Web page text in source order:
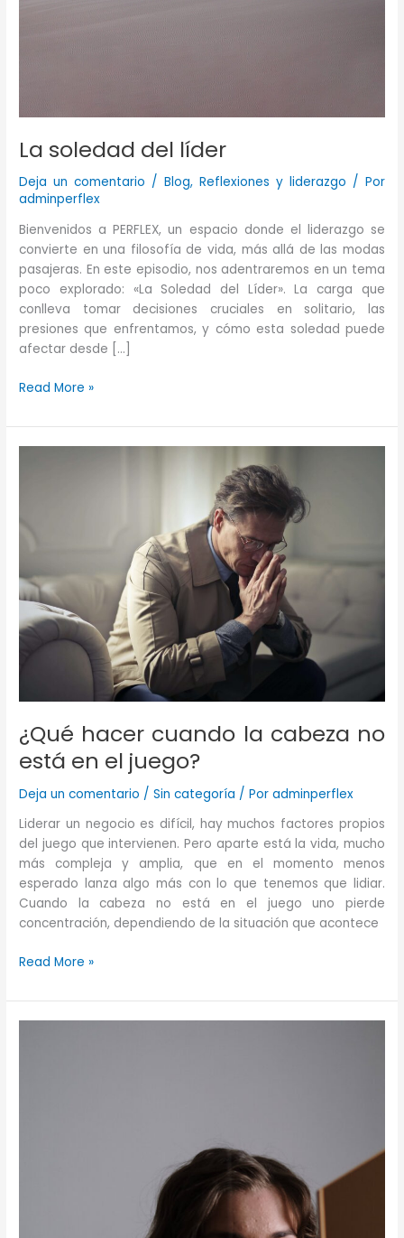
La soledad del líder
Deja un comentario /Blog,Reflexiones y liderazgo / Por
adminperflex
Bienvenidos a PERFLEX, un espacio donde el liderazgo se
convierte en una filosofía de vida, más allá de las modas
pasajeras. En este episodio, nos adentraremos en un tema
poco explorado: «La Soledad del Líder». La carga que
conlleva tomar decisiones cruciales en solitario, las
presiones que enfrentamos, y cómo esta soledad puede
afectar desde […]
La
del
líder
Read More »
¿Qué hacer cuando la cabeza no
está en el juego?
Deja un comentario /Sin categoría / Poradminperflex
Liderar un negocio es difícil, hay muchos factores propios
del juego que intervienen. Pero aparte está la vida, mucho
más compleja y amplia, que en el momento menos
esperado lanza algo más con lo que tenemos que lidiar.
Cuando la cabeza no está en el juego uno pierde
concentración, dependiendo de la situación que acontece
¿Qué
cuando
la
Read More »